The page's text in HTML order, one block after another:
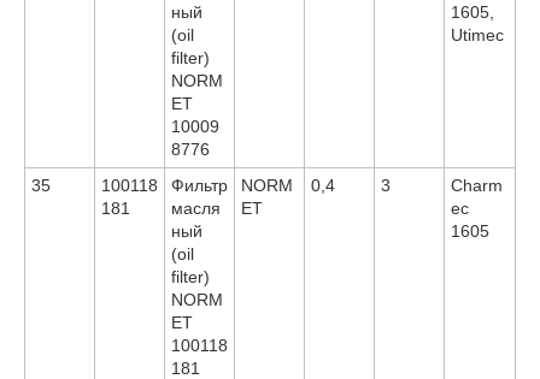
ный
(oil
filter)
NORM
ET
10009
8776
1605,
Utimec
35
100118
181
Фильтр
масля
ный
(oil
filter)
NORM
ET
100118
181
NORM
ET
0,4 3
Charm
ec
1605